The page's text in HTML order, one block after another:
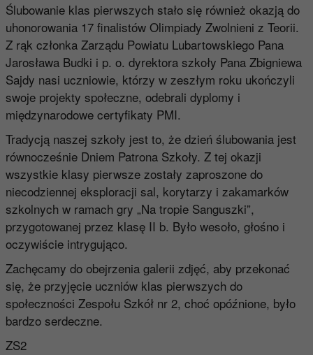
Ślubowanie klas pierwszych stało się również okazją do
uhonorowania 17 finalistów Olimpiady Zwolnieni z Teorii.
Z rąk członka Zarządu Powiatu Lubartowskiego Pana
Jarosława Budki i p. o. dyrektora szkoły Pana Zbigniewa
Sajdy nasi uczniowie, którzy w zeszłym roku ukończyli
swoje projekty społeczne, odebrali dyplomy i
międzynarodowe certyfikaty PMI.
Tradycją naszej szkoły jest to, że dzień ślubowania jest
równocześnie Dniem Patrona Szkoły. Z tej okazji
wszystkie klasy pierwsze zostały zaproszone do
niecodziennej eksploracji sal, korytarzy i zakamarków
szkolnych w ramach gry „Na tropie Sanguszki”,
przygotowanej przez klasę II b. Było wesoło, głośno i
oczywiście intrygująco.
Zachęcamy do obejrzenia galerii zdjęć, aby przekonać
się, że przyjęcie uczniów klas pierwszych do
społeczności Zespołu Szkół nr 2, choć opóźnione, było
bardzo serdeczne.
ZS2